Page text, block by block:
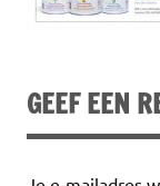
GEEF EEN